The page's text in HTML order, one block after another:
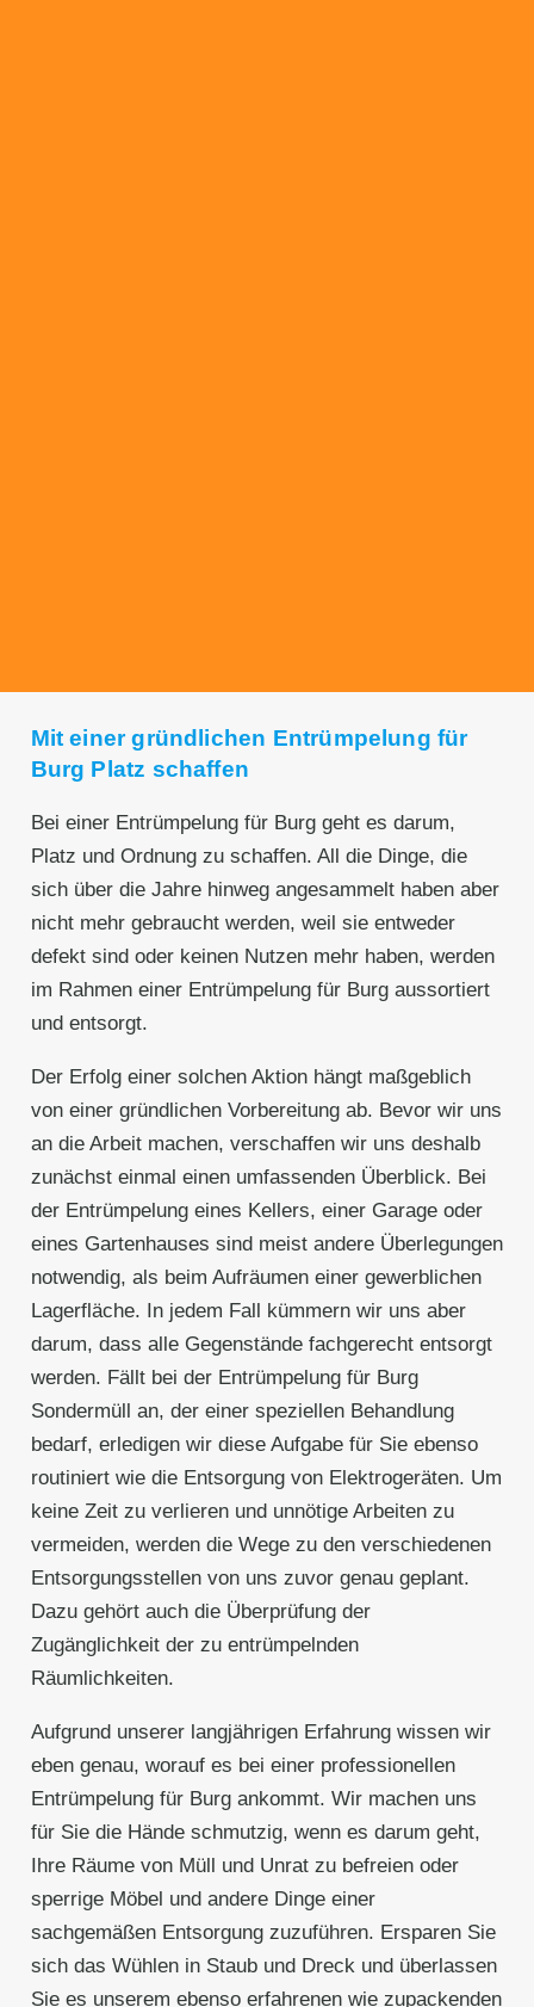
Mit einer gründlichen Entrümpelung für
Burg Platz schaffen
Bei einer Entrümpelung für Burg geht es darum,
Platz und Ordnung zu schaffen. All die Dinge, die
sich über die Jahre hinweg angesammelt haben aber
nicht mehr gebraucht werden, weil sie entweder
defekt sind oder keinen Nutzen mehr haben, werden
im Rahmen einer Entrümpelung für Burg aussortiert
und entsorgt.
Der Erfolg einer solchen Aktion hängt maßgeblich
von einer gründlichen Vorbereitung ab. Bevor wir uns
an die Arbeit machen, verschaffen wir uns deshalb
zunächst einmal einen umfassenden Überblick. Bei
der Entrümpelung eines Kellers, einer Garage oder
eines Gartenhauses sind meist andere Überlegungen
notwendig, als beim Aufräumen einer gewerblichen
Lagerfläche. In jedem Fall kümmern wir uns aber
darum, dass alle Gegenstände fachgerecht entsorgt
werden. Fällt bei der Entrümpelung für Burg
Sondermüll an, der einer speziellen Behandlung
bedarf, erledigen wir diese Aufgabe für Sie ebenso
routiniert wie die Entsorgung von Elektrogeräten. Um
keine Zeit zu verlieren und unnötige Arbeiten zu
vermeiden, werden die Wege zu den verschiedenen
Entsorgungsstellen von uns zuvor genau geplant.
Dazu gehört auch die Überprüfung der
Zugänglichkeit der zu entrümpelnden
Räumlichkeiten.
Aufgrund unserer langjährigen Erfahrung wissen wir
eben genau, worauf es bei einer professionellen
Entrümpelung für Burg ankommt. Wir machen uns
für Sie die Hände schmutzig, wenn es darum geht,
Ihre Räume von Müll und Unrat zu befreien oder
sperrige Möbel und andere Dinge einer
sachgemäßen Entsorgung zuzuführen. Ersparen Sie
sich das Wühlen in Staub und Dreck und überlassen
Sie es unserem ebenso erfahrenen wie zupackenden